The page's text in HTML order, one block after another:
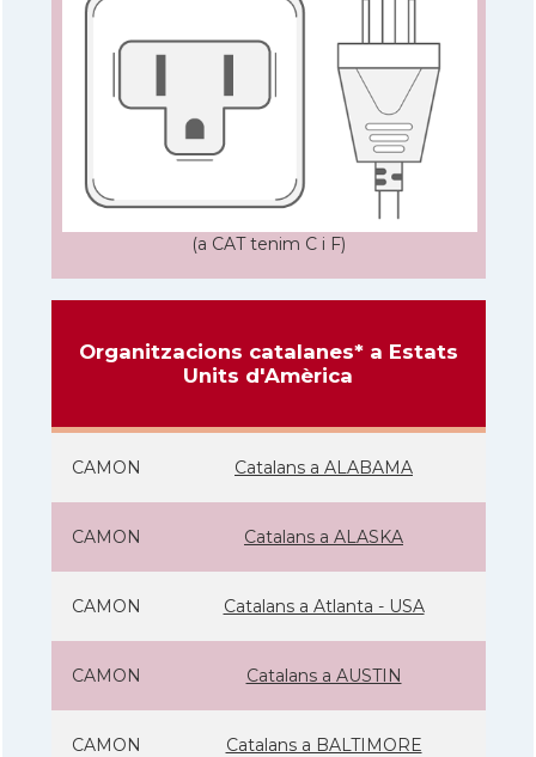
(a CAT tenim C i F)
Organitzacions catalanes* a Estats
Units d'Amèrica
CAMON Catalans a ALABAMA
CAMON Catalans a ALASKA
CAMON Catalans a Atlanta - USA
CAMON Catalans a AUSTIN
CAMON Catalans a BALTIMORE